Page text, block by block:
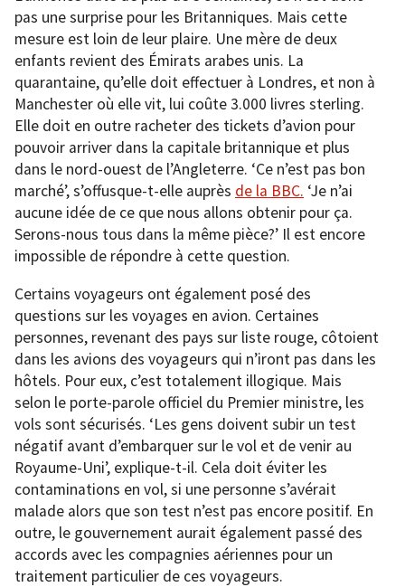
pas une surprise pour les Britanniques. Mais cette
mesure est loin de leur plaire. Une mère de deux
enfants revient des Émirats arabes unis. La
quarantaine, qu’elle doit effectuer à Londres, et non à
Manchester où elle vit, lui coûte 3.000 livres sterling.
Elle doit en outre racheter des tickets d’avion pour
pouvoir arriver dans la capitale britannique et plus
dans le nord-ouest de l’Angleterre. ‘Ce n’est pas bon
marché’, s’offusque-t-elle auprès de la BBC. ‘Je n’ai
aucune idée de ce que nous allons obtenir pour ça.
Serons-nous tous dans la même pièce?’ Il est encore
impossible de répondre à cette question.
Certains voyageurs ont également posé des
questions sur les voyages en avion. Certaines
personnes, revenant des pays sur liste rouge, côtoient
dans les avions des voyageurs qui n’iront pas dans les
hôtels. Pour eux, c’est totalement illogique. Mais
selon le porte-parole officiel du Premier ministre, les
vols sont sécurisés. ‘Les gens doivent subir un test
négatif avant d’embarquer sur le vol et de venir au
Royaume-Uni’, explique-t-il. Cela doit éviter les
contaminations en vol, si une personne s’avérait
malade alors que son test n’est pas encore positif. En
outre, le gouvernement aurait également passé des
accords avec les compagnies aériennes pour un
traitement particulier de ces voyageurs.